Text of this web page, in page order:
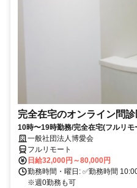
完全在宅のオンライン問
10時〜19時勤務/完全在宅(フルリ
業務一般社団法人博愛会
フルリモート
日給32,000円～80,000円
勤務時間・曜日: ✅勤務時間
※週0勤務も可